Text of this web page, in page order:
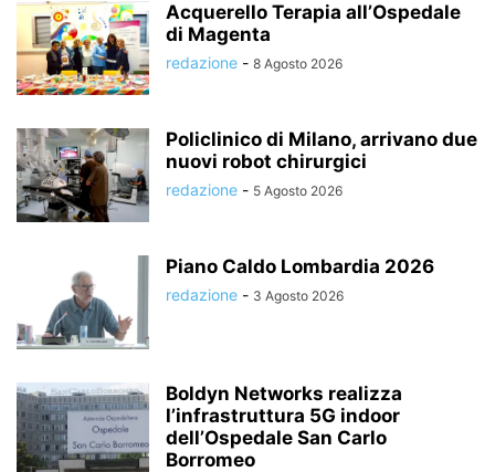
Acquerello Terapia all’Ospedale
di Magenta
redazione - 8 Agosto 2026
Policlinico di Milano, arrivano due
nuovi robot chirurgici
redazione - 5 Agosto 2026
Piano Caldo Lombardia 2026
redazione - 3 Agosto 2026
Boldyn Networks realizza
l’infrastruttura 5G indoor
dell’Ospedale San Carlo
Borromeo